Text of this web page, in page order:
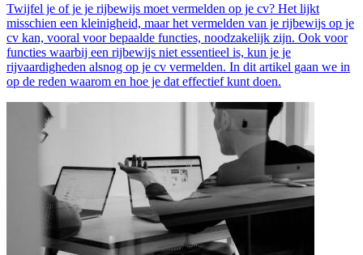
Twijfel je of je je rijbewijs moet vermelden op je cv? Het lijkt
misschien een kleinigheid, maar het vermelden van je rijbewijs op je
cv kan, vooral voor bepaalde functies, noodzakelijk zijn. Ook voor
functies waarbij een rijbewijs niet essentieel is, kun je je
rijvaardigheden alsnog op je cv vermelden. In dit artikel gaan we in
op de reden waarom en hoe je dat effectief kunt doen.